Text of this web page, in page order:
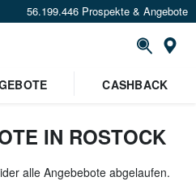
56.199.446 Prospekte & Angebote
CASHBACK
IN ROSTOCK
alle Angebebote abgelaufen.